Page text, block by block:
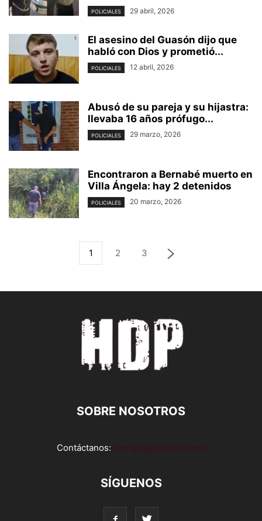
POLICIALES 29 abril, 2026
El asesino del Guasón dijo que
habló con Dios y prometió...
POLICIALES 12 abril, 2026
Abusó de su pareja y su hijastra:
llevaba 16 años prófugo...
POLICIALES 29 marzo, 2026
Encontraron a Bernabé muerto en
Villa Ángela: hay 2 detenidos
POLICIALES 20 marzo, 2026
1 2 3
SOBRE NOSOTROS
Contáctanos: contact@yoursite.com
SÍGUENOS